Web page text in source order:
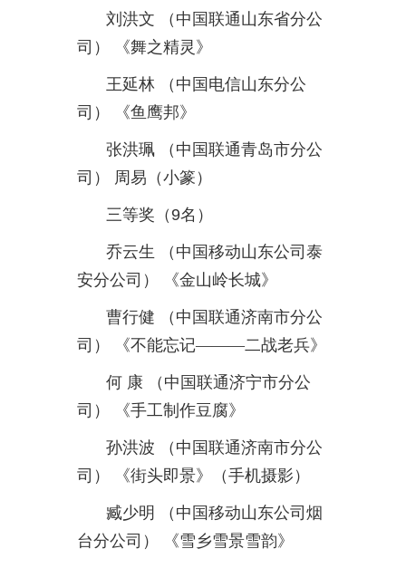
刘洪文
（中国联通山东省分公
司）
《舞之精灵》
王延林
（中国电信山东分公
司）
《鱼鹰邦》
张洪珮
（中国联通青岛市分公
司）
周易（小篆）
三等奖（9名）
乔云生
（中国移动山东公司泰
安分公司）
《金山岭长城》
曹行健
（中国联通济南市分公
司）
《不能忘记———二战老兵》
何 康
（中国联通济宁市分公
司）
《手工制作豆腐》
孙洪波
（中国联通济南市分公
司）
《街头即景》（手机摄影）
臧少明
（中国移动山东公司烟
台分公司）
《雪乡雪景雪韵》